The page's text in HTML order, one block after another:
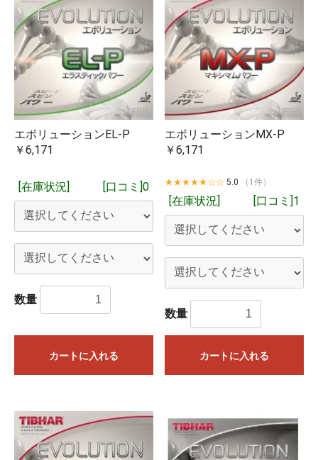
エボリューションEL-P
￥6,171
[在庫状況] [口コミ]0
数量
カートに入れる
エボリューションMX-P
￥6,171
★★★★★☆☆ 5.0 （1件）
[在庫状況] [口コミ]1
数量
カートに入れる